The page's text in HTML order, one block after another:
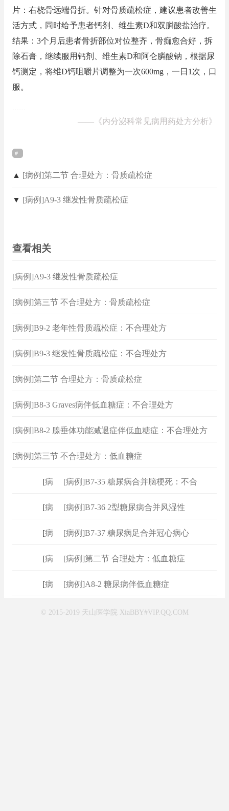
片：右桡骨远端骨折。针对骨质疏松症，建议患者改善生
活方式，同时给予患者钙剂、维生素D和双膦酸盐治疗。
结果：3个月后患者骨折部位对位整齐，骨痂愈合好，拆
除石膏，继续服用钙剂、维生素D和阿仑膦酸钠，根据尿
钙测定，将维D钙咀嚼片调整为一次600mg，一日1次，口
服。
……
—— 《内分泌科常见病用药处方分析》
▲ [病例]第二节 合理处方：骨质疏松症
▼ [病例]A9-3 继发性骨质疏松症
查看相关
[病例]A9-3 继发性骨质疏松症
[病例]第三节 不合理处方：骨质疏松症
[病例]B9-2 老年性骨质疏松症：不合理处方
[病例]B9-3 继发性骨质疏松症：不合理处方
[病例]第二节 合理处方：骨质疏松症
[病例]B8-3 Graves病伴低血糖症：不合理处方
[病例]B8-2 腺垂体功能减退症伴低血糖症：不合理处方
[病例]第三节 不合理处方：低血糖症
病例 [病例]B7-35 糖尿病合并脑梗死：不合
病例 [病例]B7-36 2型糖尿病合并风湿性
病例 [病例]B7-37 糖尿病足合并冠心病心
病例 [病例]第二节 合理处方：低血糖症
病例 [病例]A8-2 糖尿病伴低血糖症
© 2015-2019 天山医学院 XiaBBY#VIP.QQ.COM